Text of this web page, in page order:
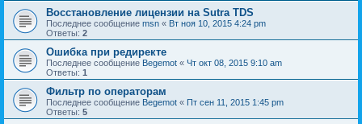
Восстановление лицензии на Sutra TDS
Последнее сообщение msn « Вт ноя 10, 2015 4:24 pm
Ответы: 2
Ошибка при редиректе
Последнее сообщение Begemot « Чт окт 08, 2015 9:10 am
Ответы: 1
Фильтр по операторам
Последнее сообщение Begemot « Пт сен 11, 2015 1:45 pm
Ответы: 5